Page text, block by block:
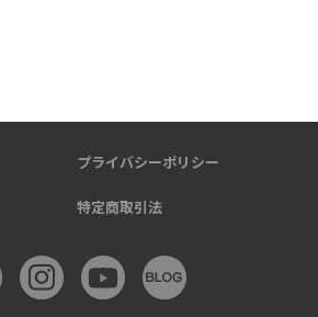
プライバシーポリシー
特定商取引法